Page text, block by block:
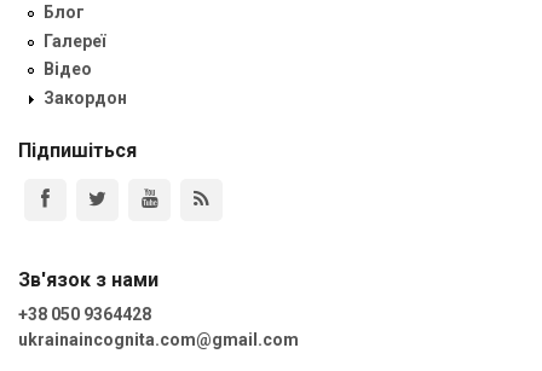
Блог
Галереї
Відео
Закордон
Підпишіться
Зв'язок з нами
+38 050 9364428
ukrainaincognita.com@gmail.com